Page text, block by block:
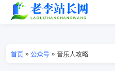
首页 » 公众号 » 音乐人攻略